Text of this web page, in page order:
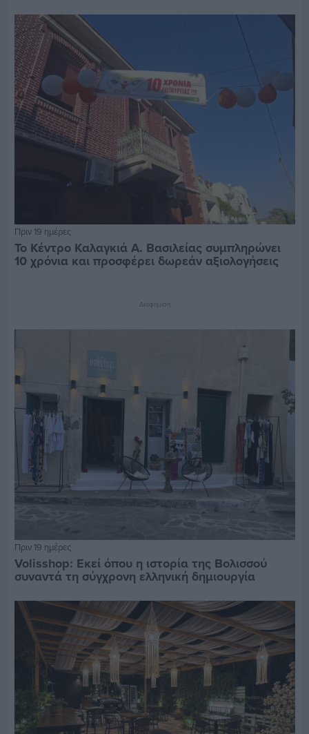
Πριν 19 ημέρες
Το Κέντρο Καλαγκιά Α. Βασιλείας συμπληρώνει
10 χρόνια και προσφέρει δωρεάν αξιολογήσεις
Διαφήμιση
Πριν 19 ημέρες
Volisshop: Εκεί όπου η ιστορία της Βολισσού
συναντά τη σύγχρονη ελληνική δημιουργία